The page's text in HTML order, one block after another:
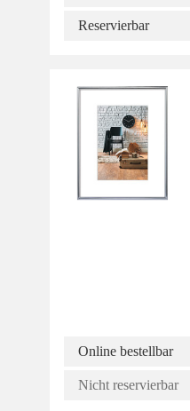
Reservierbar
Online bestellbar
Nicht reservierbar